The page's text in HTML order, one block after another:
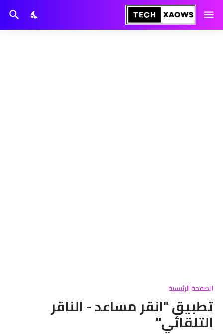
الصفحة الرئيسية
تطبيق "انقر مساعد - الناقر
التلقائي"